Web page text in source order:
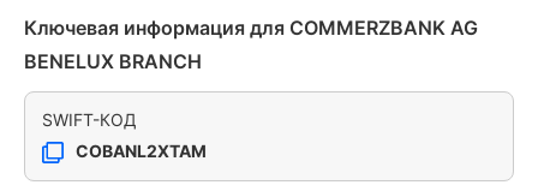
Ключевая информация для COMMERZBANK AG
BENELUX BRANCH
SWIFT-КОД
COBANL2XTAM